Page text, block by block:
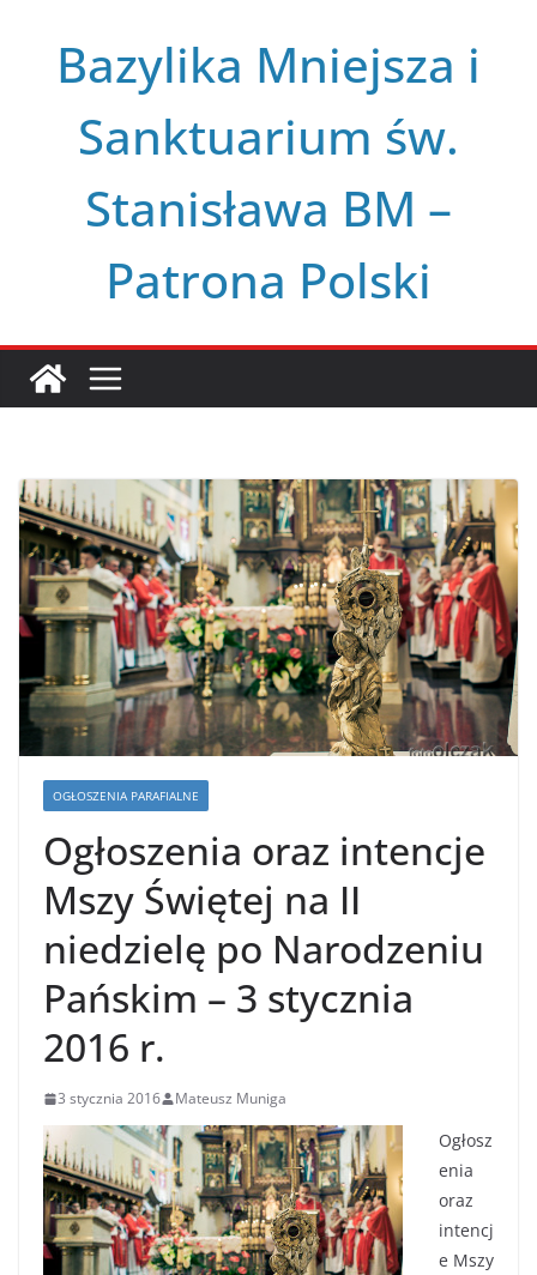
Bazylika Mniejsza i
Sanktuarium św.
Stanisława BM –
Patrona Polski
OGŁOSZENIA PARAFIALNE
Ogłoszenia oraz intencje
Mszy Świętej na II
niedzielę po Narodzeniu
Pańskim – 3 stycznia
2016 r.
3 stycznia 2016 Mateusz Muniga
Ogłosz
enia
oraz
intencj
e Mszy